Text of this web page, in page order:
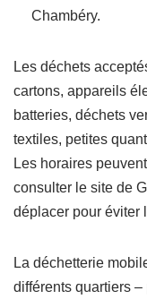
Chambéry.
Les déchets
cartons, appareils
batteries, déchets
textiles, petites
Les horaires
consulter le site de
déplacer pour éviter
La déchetterie
différents quartiers